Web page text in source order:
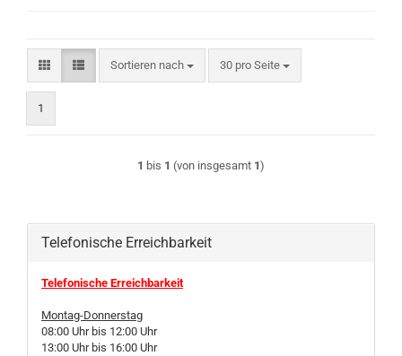
Sortieren nach
Sortieren nach 30 pro Seite
pro Seite
1
1 bis 1 (von insgesamt 1)
Telefonische Erreichbarkeit
Telefonische Erreichbarkeit
Montag-Donnerstag
08:00 Uhr bis 12:00 Uhr
13:00 Uhr bis 16:00 Uhr